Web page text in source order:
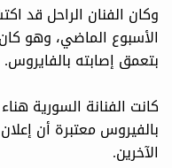
وكان الفنان الراحل قد
الأسبوع الماضي، وهو
بتعمق إصابته بالفايروس.
كانت الفنانة السورية
بالفيروس معتبرة أن
الآخرين.